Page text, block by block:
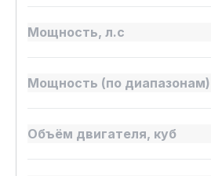
Мощность, л.с
Мощность (по диапазонам)
Объём двигателя, куб